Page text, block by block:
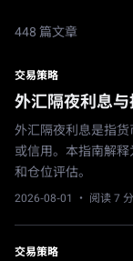
448 篇文章
交易策略
外汇隔夜利息
外汇隔夜利息是指
或信用。本指南解
和仓位评估。
2026-08-01 · 阅读 7
交易策略